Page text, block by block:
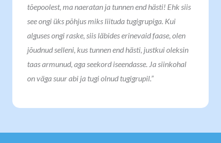
tõepoolest, ma naeratan ja tunnen end hästi! Ehk siis
see ongi üks põhjus miks liituda tugigrupiga. Kui
alguses ongi raske, siis läbides erinevaid faase, olen
jõudnud selleni, kus tunnen end hästi, justkui oleksin
taas armunud, aga seekord iseendasse. Ja siinkohal
on väga suur abi ja tugi olnud tugigrupil.”